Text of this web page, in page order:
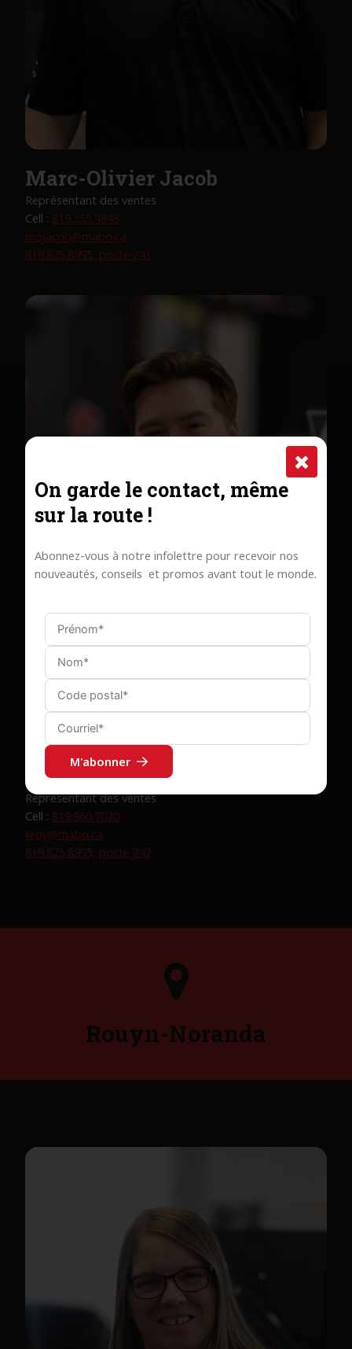
On garde le contact, même
sur la route !
Abonnez-vous à notre infolettre pour recevoir nos
nouveautés, conseils et promos avant tout le monde.
M'abonner
Marc-Olivier Jacob
Représentant des ventes
Cell : 819.355.4848
mojacob@mabo.ca
819.825.8995, poste 241
Keven Roy
Représentant des ventes
Cell : 819.860.7020
kroy@mabo.ca
819.825.8995, poste 242
Rouyn-Noranda